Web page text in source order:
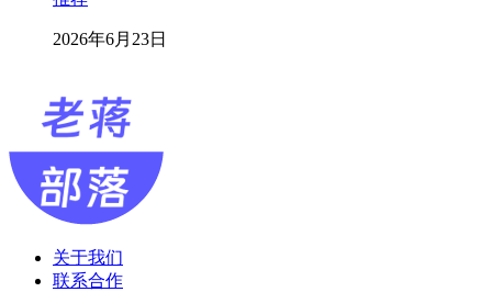
2026年6月23日
关于我们
联系合作